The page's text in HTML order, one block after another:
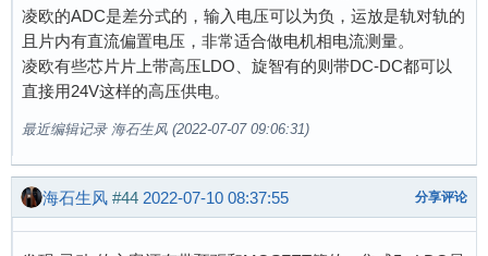
凌欧的ADC是差分式的，输入电压可以为负，运放是轨对轨的
且片内有直流偏置电压，非常适合做电机相电流测量。
凌欧有些芯片片上带高压LDO、旋智有的则带DC-DC都可以
直接用24V这样的高压供电。
最近编辑记录 海石生风 (2022-07-07 09:06:31)
海石生风 #44 2022-07-10 08:37:55 分享评论